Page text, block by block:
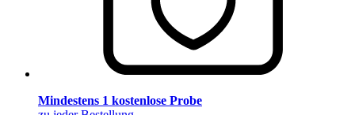
Mindestens 1 kostenlose Probe